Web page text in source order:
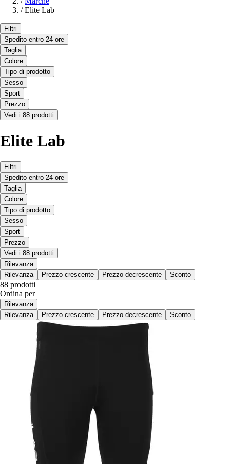
/ Elite Lab
Filtri
Spedito entro 24 ore
Taglia
Colore
Tipo di prodotto
Sesso
Sport
Prezzo
Vedi i 88 prodotti
Elite Lab
Filtri
Spedito entro 24 ore
Taglia
Colore
Tipo di prodotto
Sesso
Sport
Prezzo
Vedi i 88 prodotti
Rilevanza
Rilevanza
Prezzo crescente Prezzo decrescente Sconto
88 prodotti
Ordina per
Rilevanza
Rilevanza
Prezzo crescente Prezzo decrescente Sconto